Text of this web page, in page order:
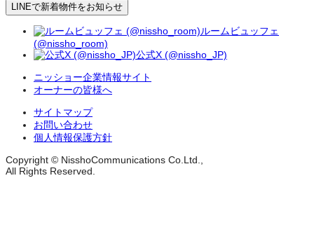
LINEで新着物件をお知らせ
ルームビュッフェ
(@nissho_room)
公式X (@nissho_JP)
ニッショー企業情報サイト
オーナーの皆様へ
サイトマップ
お問い合わせ
個人情報保護方針
Copyright © NisshoCommunications Co.Ltd.,
All Rights Reserved.